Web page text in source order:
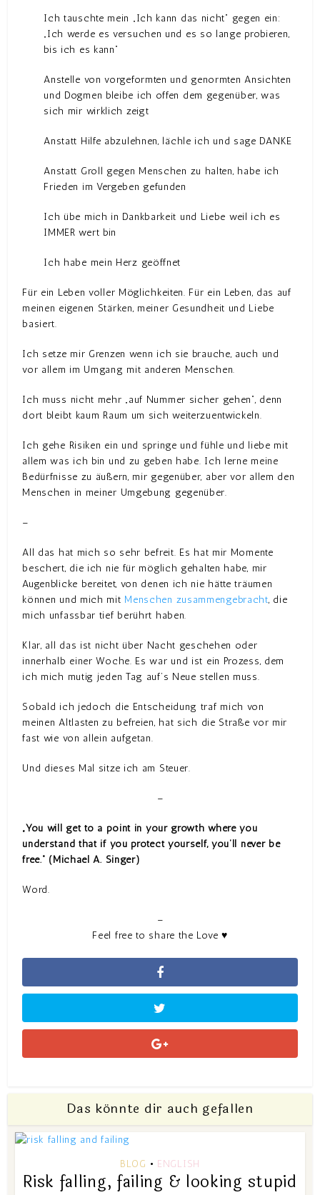
Ich tauschte mein „Ich kann das nicht“ gegen ein:
„Ich werde es versuchen und es so lange probieren,
bis ich es kann“
Anstelle von vorgeformten und genormten Ansichten
und Dogmen bleibe ich offen dem gegenüber, was
sich mir wirklich zeigt
Anstatt Hilfe abzulehnen, lächle ich und sage DANKE
Anstatt Groll gegen Menschen zu halten, habe ich
Frieden im Vergeben gefunden
Ich übe mich in Dankbarkeit und Liebe weil ich es
IMMER wert bin
Ich habe mein Herz geöffnet
Für ein Leben voller Möglichkeiten. Für ein Leben, das auf
meinen eigenen Stärken, meiner Gesundheit und Liebe
basiert.
Ich setze mir Grenzen wenn ich sie brauche, auch und
vor allem im Umgang mit anderen Menschen.
Ich muss nicht mehr „auf Nummer sicher gehen“, denn
dort bleibt kaum Raum um sich weiterzuentwickeln.
Ich gehe Risiken ein und springe und fühle und liebe mit
allem was ich bin und zu geben habe. Ich lerne meine
Bedürfnisse zu äußern, mir gegenüber, aber vor allem den
Menschen in meiner Umgebung gegenüber.
–
All das hat mich so sehr befreit. Es hat mir Momente
beschert, die ich nie für möglich gehalten habe, mir
Augenblicke bereitet, von denen ich nie hätte träumen
können und mich mit Menschen zusammengebracht, die
mich unfassbar tief berührt haben.
Klar, all das ist nicht über Nacht geschehen oder
innerhalb einer Woche. Es war und ist ein Prozess, dem
ich mich mutig jeden Tag auf’s Neue stellen muss.
Sobald ich jedoch die Entscheidung traf mich von
meinen Altlasten zu befreien, hat sich die Straße vor mir
fast wie von allein aufgetan.
Und dieses Mal sitze ich am Steuer.
–
„You will get to a point in your growth where you
understand that if you protect yourself, you’ll never be
free.“ (Michael A. Singer)
Word.
–
Feel free to share the Love ♥︎
Das könnte dir auch gefallen
BLOG • ENGLISH
Risk falling, failing & looking stupid